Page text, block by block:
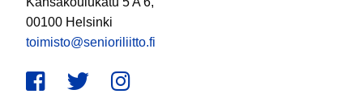
00100 Helsinki
toimisto@senioriliitto.fi
Facebook
TwitterInstagram